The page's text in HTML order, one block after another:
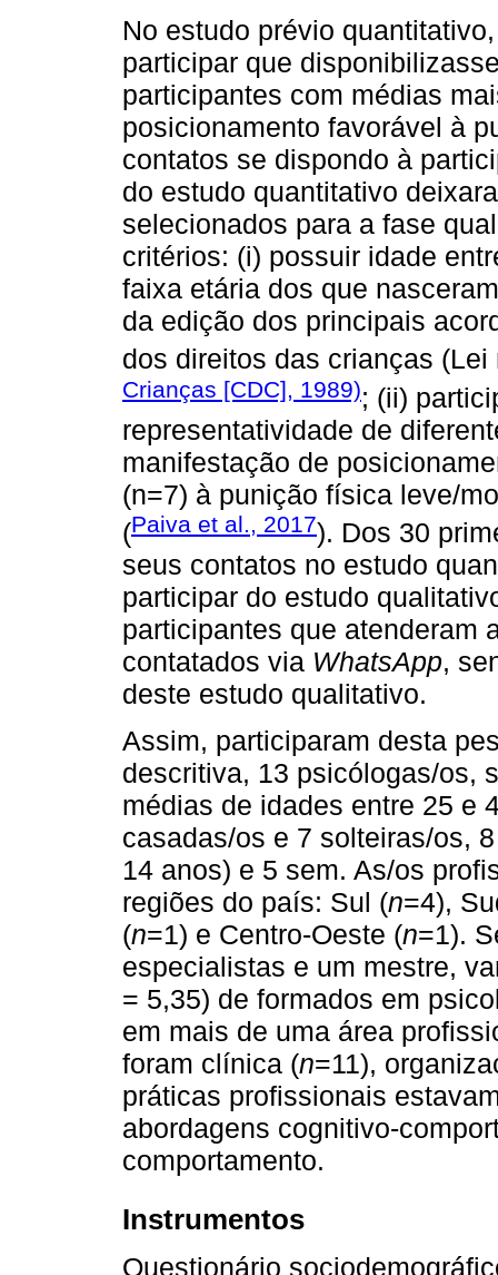
No estudo prévio
participar que
participantes com médias
posicionamento favorável à
contatos se dispondo à
do estudo quantitativo
selecionados para a fase
critérios: (i) possuir idade
faixa etária dos que
da edição dos principais
dos direitos das crianças (Lei
Crianças [CDC], 1989); (ii)
representatividade de
manifestação de
(n=7) à punição física leve/
(Paiva et al., 2017). Dos 30
seus contatos no estudo
participar do estudo
participantes que atenderam
contatados via WhatsApp,
deste estudo qualitativo.
Assim, participaram desta
descritiva, 13 psicólogas/os,
médias de idades entre 25 e
casadas/os e 7 solteiras/os,
14 anos) e 5 sem. As/os
regiões do país: Sul (n=4),
(n=1) e Centro-Oeste (n=1).
especialistas e um mestre,
= 5,35) de formados em
em mais de uma área
foram clínica (n=11),
práticas profissionais
abordagens cognitivo-
comportamento.
Instrumentos
Questionário